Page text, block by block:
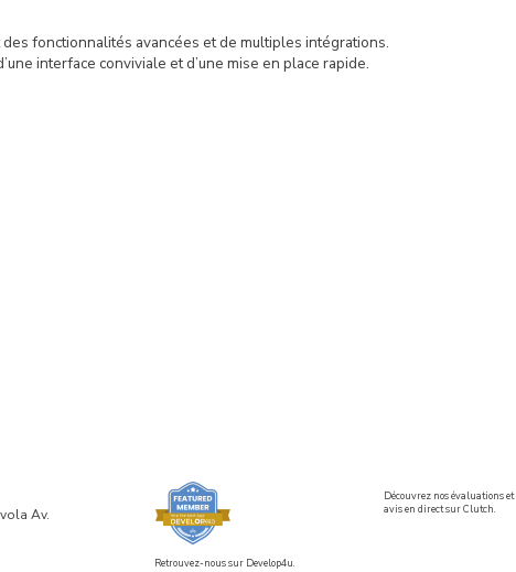
fonctionnalités avancées et de multiples intégrations.
interface conviviale et d’une mise en place rapide.
Av.
Retrouvez-nous sur Develop4u.
Découvrez nos évaluations et
avis en direct sur Clutch.